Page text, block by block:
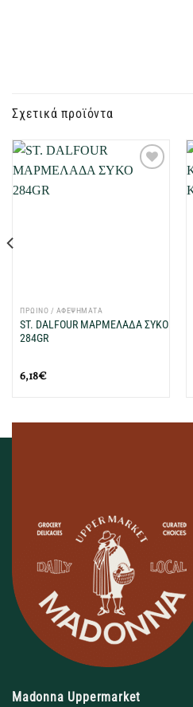
Σχετικά προϊόντα
ΠΡΩΙΝΟ / ΑΦΕΨΗΜΑΤΑ
ST. DALFOUR ΜΑΡΜΕΛΑΔΑ ΣΥΚΟ
284GR
6,18€
Madonna Uppermarket